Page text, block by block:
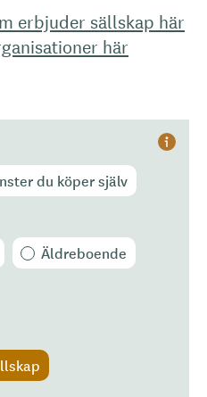
Hjälp
du köper själv
Äldreboende
erbjuder sällskap här
här